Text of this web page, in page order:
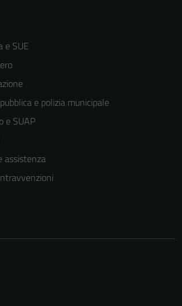
e SUE
e polizia municipale
e SUAP
assistenza